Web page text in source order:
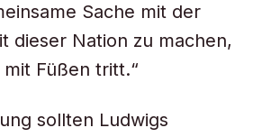
Sache mit der
dieser Nation zu machen,
Füßen tritt.“
sollten Ludwigs